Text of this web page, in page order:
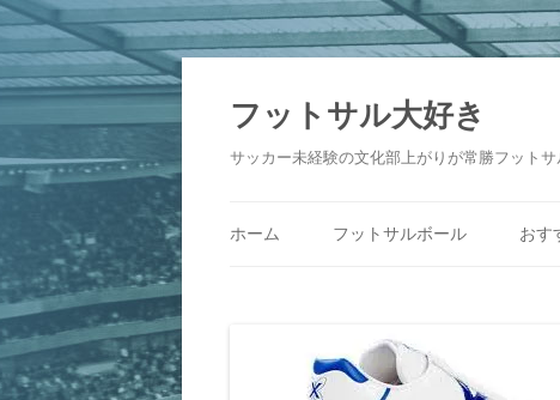
フットサル大好き
サッカー未経験の文化部上がりが常勝フット
ホーム フットサルボール おす